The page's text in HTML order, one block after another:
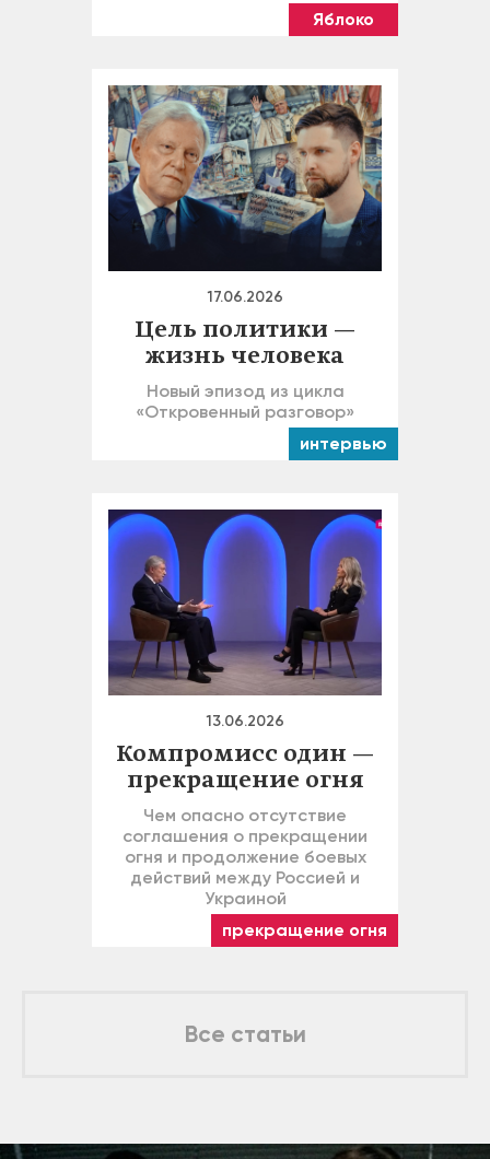
Яблоко
17.06.2026
Цель политики —
жизнь человека
Новый эпизод из цикла
«Откровенный разговор»
интервью
13.06.2026
Компромисс один —
прекращение огня
Чем опасно отсутствие
соглашения о прекращении
огня и продолжение боевых
действий между Россией и
Украиной
прекращение огня
Все статьи